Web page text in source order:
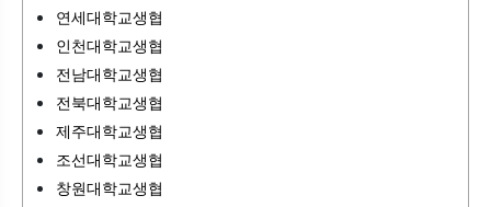
연세대학교생협
인천대학교생협
전남대학교생협
전북대학교생협
제주대학교생협
조선대학교생협
창원대학교생협